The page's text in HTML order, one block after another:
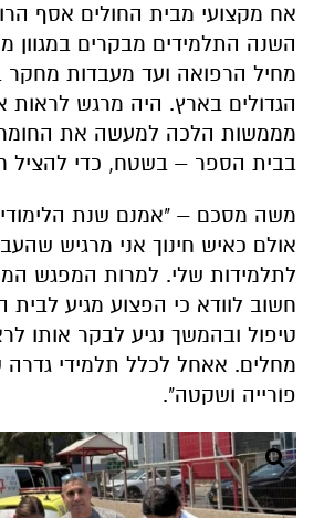
אח מקצועי מבית החולים אסף
השנה התלמידים מבקרים במגוון
מחיל הרפואה ועד מעבדות מחקר
הגדולים בארץ. היה מרגש לראות
מממשות הלכה למעשה את החומר
בבית הספר – בשטח, כדי להציל
משה מסכם – "אמנם שנת
אולם כאיש חינוך אני מרגיש
לתלמידות שלי. למרות המפגש
חשוב לוודא כי הפצוע מגיע לבית
טיפול ובהמשך נגיע לבקר אותו
מחלים. אאחל לכלל תלמידי גדרה
פורייה ושקטה".